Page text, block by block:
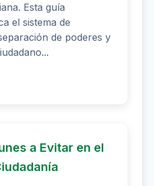
Esta guía
el sistema de
de poderes y
a Evitar en el